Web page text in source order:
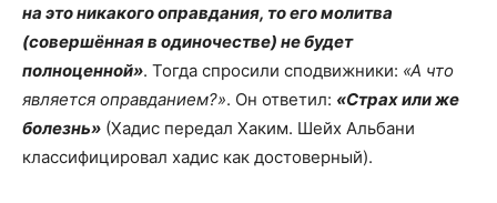
на это никакого оправдания, то его молитва
(совершённая в одиночестве) не будет
полноценной». Тогда спросили сподвижники: «А что
является оправданием?». Он ответил: «Страх или же
болезнь» (Хадис передал Хаким. Шейх Альбани
классифицировал хадис как достоверный).